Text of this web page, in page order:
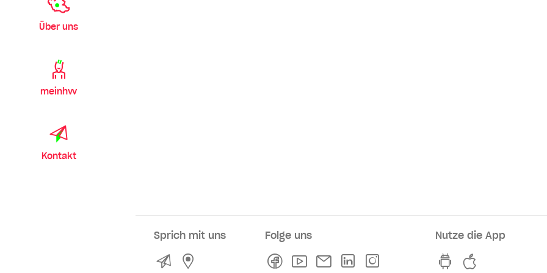
Über uns
meinhvv
Kontakt
Sprich mit uns
KontaktService- und Verkaufsstellen
Folge uns
FacebookYoutubeNewsletterLinkedln
Nutze die App
hvv switch App